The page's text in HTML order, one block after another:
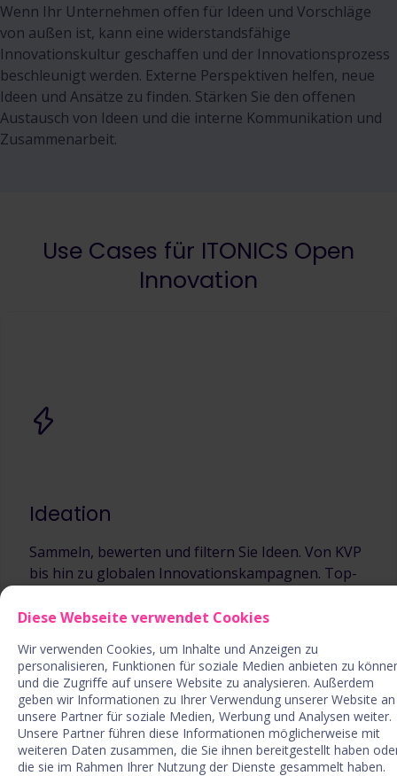
Diese Webseite verwendet Cookies
Wir verwenden Cookies, um Inhalte und Anzeigen zu
personalisieren, Funktionen für soziale Medien anbieten zu
und die Zugriffe auf unsere Website zu analysieren. Außerdem
geben wir Informationen zu Ihrer Verwendung unserer Website an
unsere Partner für soziale Medien, Werbung und Analysen weiter.
Unsere Partner führen diese Informationen möglicherweise mit
weiteren Daten zusammen, die Sie ihnen bereitgestellt haben
die sie im Rahmen Ihrer Nutzung der Dienste gesammelt haben.
Wenn Ihr Unternehmen offen für Ideen und Vorschläge
von außen ist, kann eine widerstandsfähige
Innovationskultur geschaffen und der Innovationsprozess
beschleunigt werden. Externe Perspektiven helfen, neue
Ideen und Ansätze zu finden. Stärken Sie den offenen
Austausch von Ideen und die interne Kommunikation und
Zusammenarbeit.
Use Cases für ITONICS Open
Innovation
Ideation
Sammeln, bewerten und filtern Sie Ideen. Von KVP
bis hin zu globalen Innovationskampagnen. Top-
Mehr erfahren